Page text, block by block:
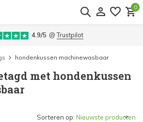
0
4.9/5 @Trustpilot
hondenkussen machinewasbaar
met hondenkussen
Sorteren op: